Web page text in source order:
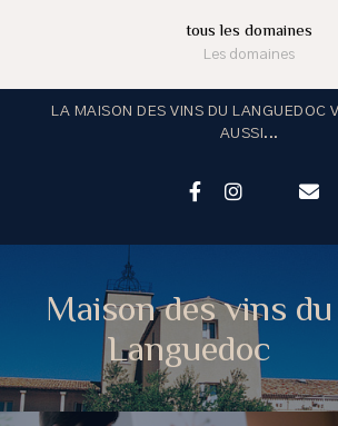
tous les domaines
Les domaines
LA MAISON DES VINS DU LANGUEDOC
AUSSI...
Maison des vins du
Languedoc